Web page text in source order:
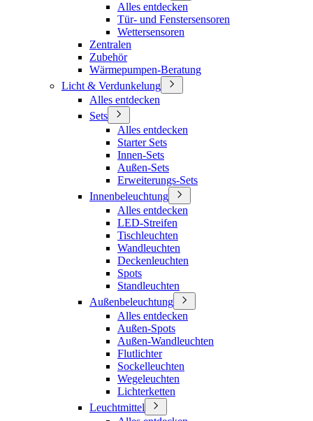
Alles entdecken
Tür- und Fenstersensoren
Wettersensoren
Zentralen
Zubehör
Wärmepumpen-Beratung
Licht & Verdunkelung
Alles entdecken
Sets
Alles entdecken
Starter Sets
Innen-Sets
Außen-Sets
Erweiterungs-Sets
Innenbeleuchtung
Alles entdecken
LED-Streifen
Tischleuchten
Wandleuchten
Deckenleuchten
Spots
Standleuchten
Außenbeleuchtung
Alles entdecken
Außen-Spots
Außen-Wandleuchten
Flutlichter
Sockelleuchten
Wegeleuchten
Lichterketten
Leuchtmittel